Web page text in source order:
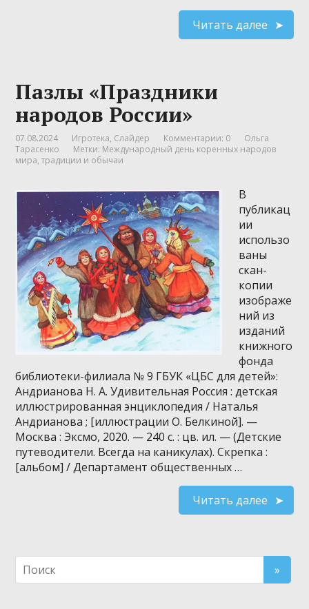
Читать далее
Пазлы «Праздники
народов России»
07.08.2024 Игротека, Слайдер Комментарии: 0
Ольга
Тарасенко
Метки: Международный день коренных народов
мира,традиции и обычаи
В
публикац
ии
использо
ваны
скан-
копии
изображе
ний из
изданий
книжного
фонда
библиотеки-филиала № 9 ГБУК «ЦБС для детей»:
Андрианова Н. А. Удивительная Россия : детская
иллюстрированная энциклопедия / Наталья
Андрианова ; [иллюстрации О. Белкиной]. —
Москва : Эксмо, 2020. — 240 с. : цв. ил. — (Детские
путеводители. Всегда на каникулах). Скрепка :
[альбом] / Департамент общественных …
Читать далее